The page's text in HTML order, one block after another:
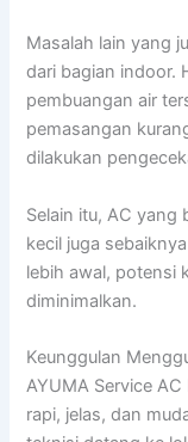
Masalah lain yang
dari bagian indoor.
pembuangan air
pemasangan
dilakukan
Selain itu, AC yang
kecil juga
lebih awal, potensi
diminimalkan.
Keunggulan
AYUMA Service
rapi, jelas, dan